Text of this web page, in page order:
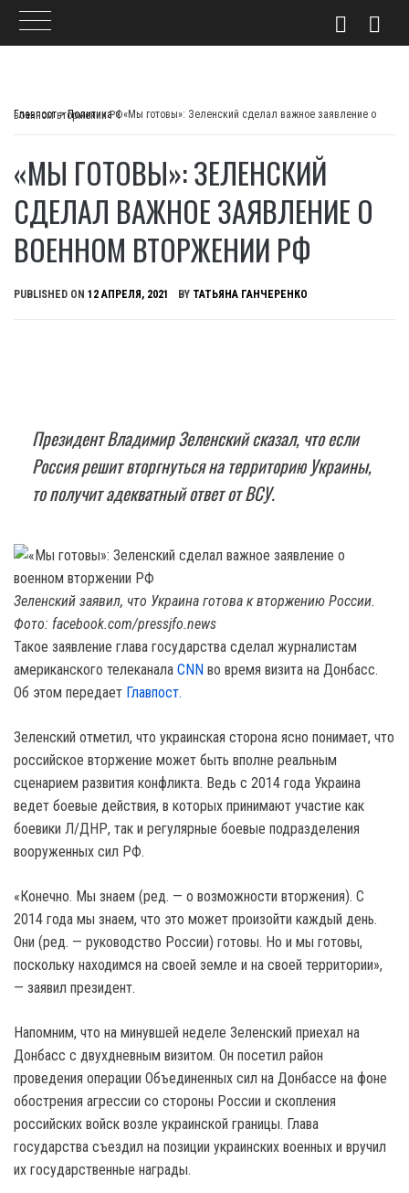
Главпост>Политика>
«Мы готовы»: Зеленский сделал важное заявление о военном вторжении РФ
«МЫ ГОТОВЫ»: ЗЕЛЕНСКИЙ
СДЕЛАЛ ВАЖНОЕ ЗАЯВЛЕНИЕ О
ВОЕННОМ ВТОРЖЕНИИ РФ
PUBLISHED ON 12 АПРЕЛЯ, 2021 BY ТАТЬЯНА ГАНЧЕРЕНКО
Президент Владимир Зеленский сказал, что если
Россия решит вторгнуться на территорию Украины,
то получит адекватный ответ от ВСУ.
Зеленский заявил, что Украина готова к вторжению России.
Фото: facebook.com/pressjfo.news
Такое заявление глава государства сделал журналистам
американского телеканала CNN во время визита на Донбасс.
Об этом передает Главпост.
Зеленский отметил, что украинская сторона ясно понимает, что
российское вторжение может быть вполне реальным
сценарием развития конфликта. Ведь с 2014 года Украина
ведет боевые действия, в которых принимают участие как
боевики Л/ДНР, так и регулярные боевые подразделения
вооруженных сил РФ.
«Конечно. Мы знаем (ред. — о возможности вторжения). С
2014 года мы знаем, что это может произойти каждый день.
Они (ред. — руководство России) готовы. Но и мы готовы,
поскольку находимся на своей земле и на своей территории»,
— заявил президент.
Напомним, что на минувшей неделе Зеленский приехал на
Донбасс с двухдневным визитом. Он посетил район
проведения операции Объединенных сил на Донбассе на фоне
обострения агрессии со стороны России и скопления
российских войск возле украинской границы. Глава
государства съездил на позиции украинских военных и вручил
их государственные награды.